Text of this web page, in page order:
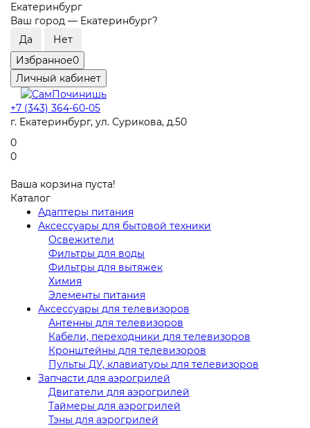
Екатеринбург
Ваш город — Екатеринбург?
Избранное0
Личный кабинет
+7 (343) 364-60-05
г. Екатеринбург, ул. Сурикова, д.50
0
0
Ваша корзина пуста!
Каталог
Адаптеры питания
Аксессуары для бытовой техники
Освежители
Фильтры для воды
Фильтры для вытяжек
Химия
Элементы питания
Аксессуары для телевизоров
Антенны для телевизоров
Кабели, переходники для телевизоров
Кронштейны для телевизоров
Пульты ДУ, клавиатуры для телевизоров
Запчасти для аэрогрилей
Двигатели для аэрогрилей
Таймеры для аэрогрилей
Тэны для аэрогрилей